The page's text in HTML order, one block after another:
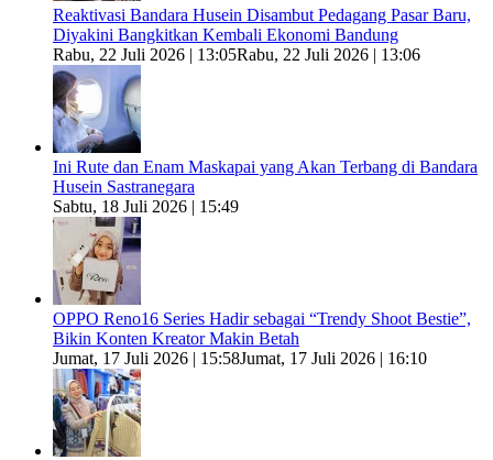
Reaktivasi Bandara Husein Disambut Pedagang Pasar Baru,
Diyakini Bangkitkan Kembali Ekonomi Bandung
Rabu, 22 Juli 2026 | 13:05Rabu, 22 Juli 2026 | 13:06
Ini Rute dan Enam Maskapai yang Akan Terbang di Bandara
Husein Sastranegara
Sabtu, 18 Juli 2026 | 15:49
OPPO Reno16 Series Hadir sebagai “Trendy Shoot Bestie”,
Bikin Konten Kreator Makin Betah
Jumat, 17 Juli 2026 | 15:58Jumat, 17 Juli 2026 | 16:10